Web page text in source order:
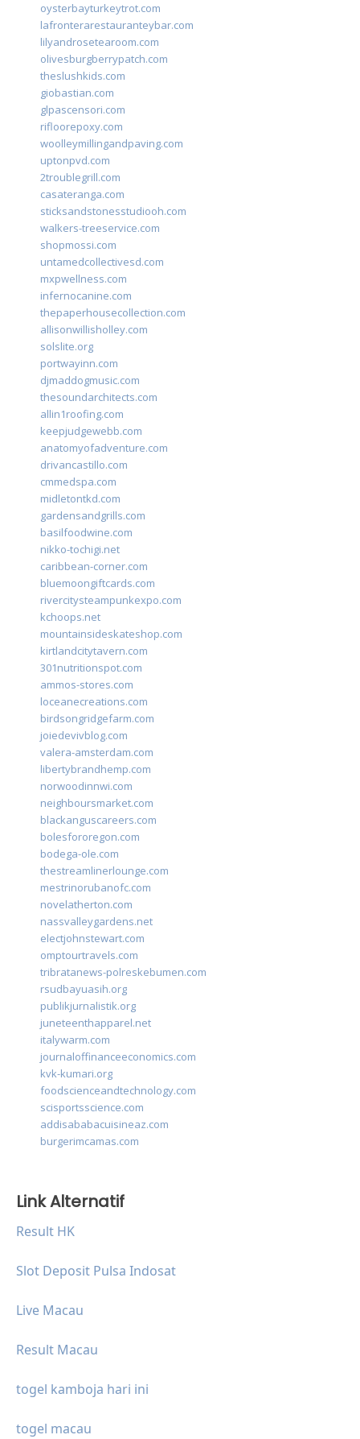
oysterbayturkeytrot.com
lafronterarestauranteybar.com
lilyandrosetearoom.com
olivesburgberrypatch.com
theslushkids.com
giobastian.com
glpascensori.com
rifloorepoxy.com
woolleymillingandpaving.com
uptonpvd.com
2troublegrill.com
casateranga.com
sticksandstonesstudiooh.com
walkers-treeservice.com
shopmossi.com
untamedcollectivesd.com
mxpwellness.com
infernocanine.com
thepaperhousecollection.com
allisonwillisholley.com
solslite.org
portwayinn.com
djmaddogmusic.com
thesoundarchitects.com
allin1roofing.com
keepjudgewebb.com
anatomyofadventure.com
drivancastillo.com
cmmedspa.com
midletontkd.com
gardensandgrills.com
basilfoodwine.com
nikko-tochigi.net
caribbean-corner.com
bluemoongiftcards.com
rivercitysteampunkexpo.com
kchoops.net
mountainsideskateshop.com
kirtlandcitytavern.com
301nutritionspot.com
ammos-stores.com
loceanecreations.com
birdsongridgefarm.com
joiedevivblog.com
valera-amsterdam.com
libertybrandhemp.com
norwoodinnwi.com
neighboursmarket.com
blackanguscareers.com
bolesfororegon.com
bodega-ole.com
thestreamlinerlounge.com
mestrinorubanofc.com
novelatherton.com
nassvalleygardens.net
electjohnstewart.com
omptourtravels.com
tribratanews-polreskebumen.com
rsudbayuasih.org
publikjurnalistik.org
juneteenthapparel.net
italywarm.com
journaloffinanceeconomics.com
kvk-kumari.org
foodscienceandtechnology.com
scisportsscience.com
addisababacuisineaz.com
burgerimcamas.com
Link Alternatif
Result HK
Slot Deposit Pulsa Indosat
Live Macau
Result Macau
togel kamboja hari ini
togel macau